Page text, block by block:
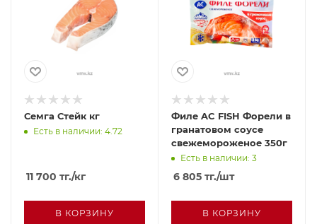
Семга Стейк кг
Есть в наличии: 4.72
11 700 тг./кг
В КОРЗИНУ
Филе AC FISH Форели в
гранатовом соусе
свежемороженое 350г
Есть в наличии: 3
6 805 тг./шт
В КОРЗИНУ